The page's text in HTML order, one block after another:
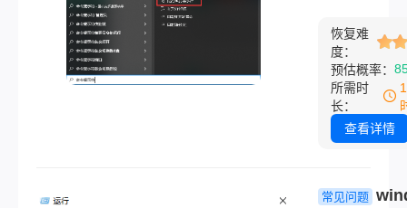
XX.dll文件”
定位程序输
提示。这类
常与动态链
（DLL）文件
脑缺少dll文
恢复难
度：
预估概率：
所需时
长：
查看详情
常见问题